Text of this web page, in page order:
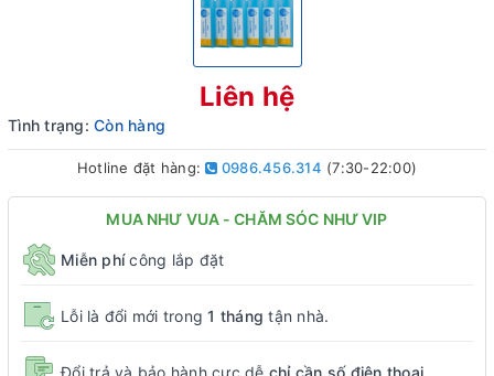
Liên hệ
Tình trạng: Còn hàng
Hotline đặt hàng: 0986.456.314 (7:30-22:00)
MUA NHƯ VUA - CHĂM SÓC NHƯ VIP
Miễn phícông lắp đặt
Lỗi là đổi mới trong1 tháng tận nhà.
Đổi trả và bảo hành cực dễ chỉ cần số điện thoại